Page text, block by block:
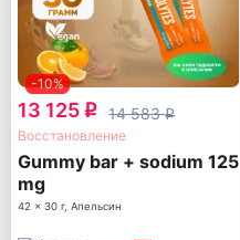
-10%
13 125 q 14 583q
Восстановление
Gummy bar + sodium 125
mg
42 x 30 г, Апельсин